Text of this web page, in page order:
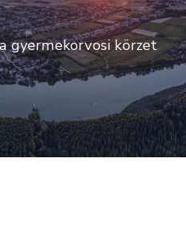
gyermekorvosi körzet